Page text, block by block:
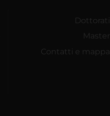
Dottorati
Master
Contatti e mappa